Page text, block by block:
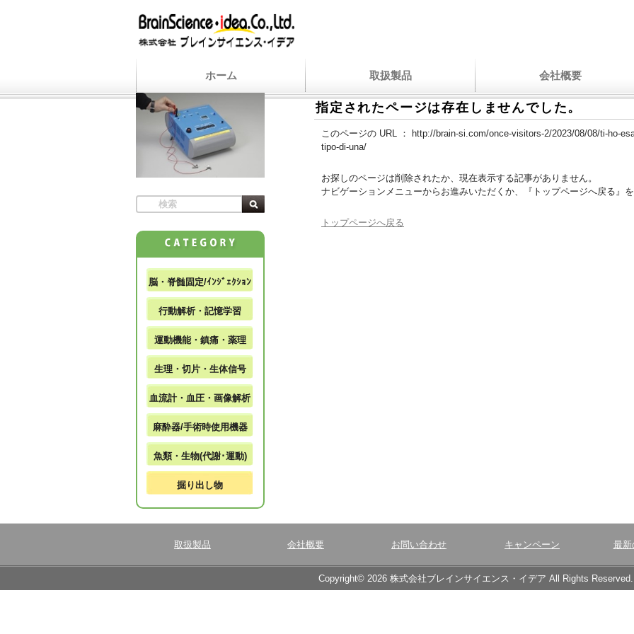
ホーム 取扱製品 会社概要
指定されたページは存在しませんでした。
このページの URL ：
http://brain-si.com/once-visitors-2/2023/08/08/ti-ho-
tipo-di-una/
お探しのページは削除されたか、現在表示する記事がありません。
ナビゲーションメニューからお進みいただくか、『トップページへ戻る』を
トップページへ戻る
脳・脊髄固定/ｲﾝｼﾞｪｸｼｮﾝ
行動解析・記憶学習
運動機能・鎮痛・薬理
生理・切片・生体信号
血流計・血圧・画像解析
麻酔器/手術時使用機器
魚類・生物(代謝･運動)
掘り出し物
取扱製品 会社概要 お問い合わせ キャンペーン 最新
Copyright© 2026 株式会社ブレインサイエンス・イデア All Rights Reserved.